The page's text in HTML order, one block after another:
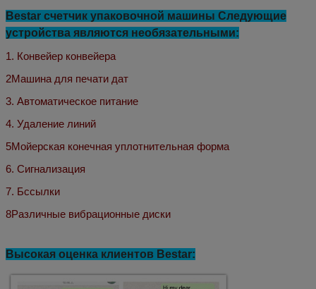
Bestar счетчик упаковочной машины Следующие
устройства являются необязательными:
1. Конвейер конвейера
2Машина для печати дат
3. Автоматическое питание
4. Удаление линий
5Мойерская конечная уплотнительная форма
6. Сигнализация
7. Бссылки
8Различные вибрационные диски
Высокая оценка клиентов Bestar: